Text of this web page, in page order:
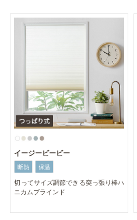
イージービービー
断熱 保温
切ってサイズ調節できる突っ張り棒ハ
ニカムブラインド